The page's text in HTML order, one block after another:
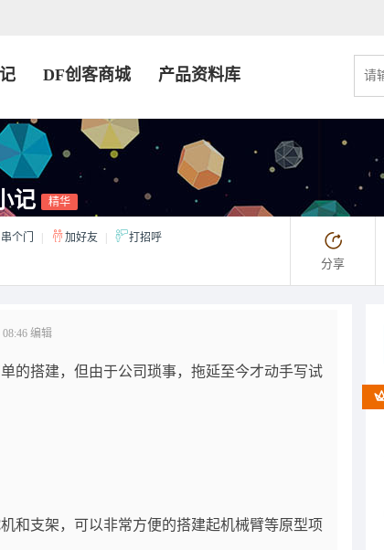
DF创客商城 产品资料库
记 精华
串个门 加好友 打招呼
分享
08:46 编辑
的搭建，但由于公司琐事，拖延至今才动手写试
和支架，可以非常方便的搭建起机械臂等原型项